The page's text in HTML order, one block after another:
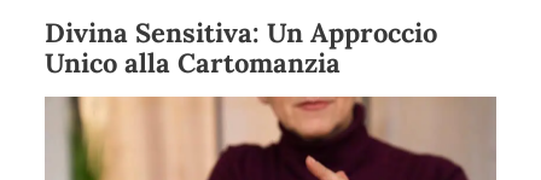
Divina Sensitiva: Un Approccio
Unico alla Cartomanzia